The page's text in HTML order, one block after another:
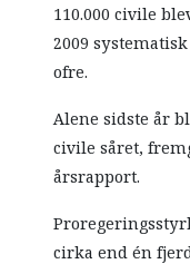
110.000 civile
2009
ofre.
Alene sidste år
civile såret,
årsrapport.
cirka end én